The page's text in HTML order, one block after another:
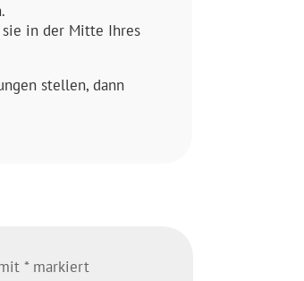
sie in der Mitte Ihres
stellen, dann
*markiert